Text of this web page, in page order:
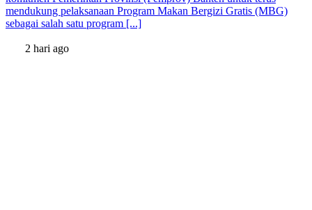
mendukung pelaksanaan Program Makan Bergizi Gratis (MBG)
sebagai salah satu program [...]
2 hari ago